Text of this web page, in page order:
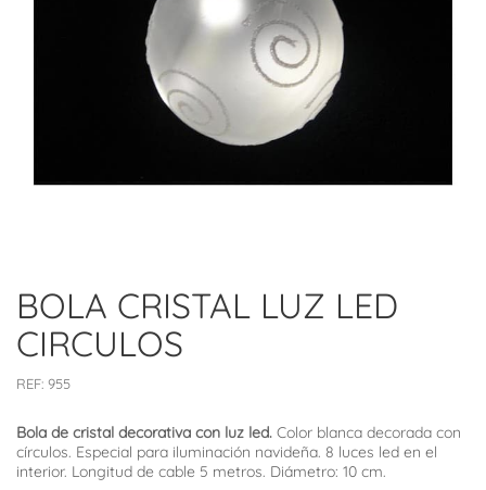
BOLA CRISTAL LUZ LED
CIRCULOS
REF: 955
Bola de cristal decorativa con luz led. Color blanca decorada con
círculos. Especial para iluminación navideña. 8 luces led en el
interior. Longitud de cable 5 metros. Diámetro: 10 cm.